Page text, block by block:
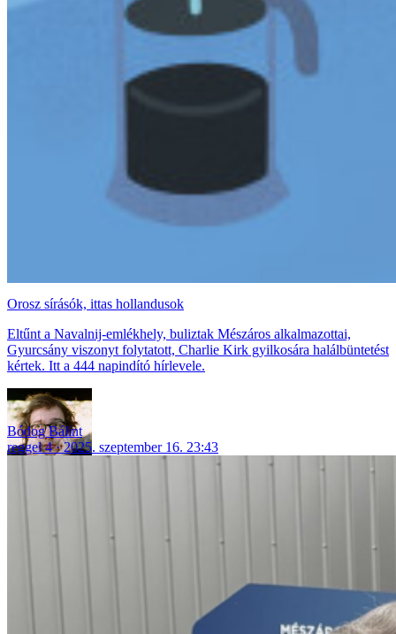
Orosz sírásók, ittas hollandusok
Eltűnt a Navalnij-emlékhely, buliztak Mészáros alkalmazottai,
Gyurcsány viszonyt folytatott, Charlie Kirk gyilkosára halálbüntetést
kértek. Itt a 444 napindító hírlevele.
Bódog Bálint
reggel 4
2025. szeptember 16. 23:43